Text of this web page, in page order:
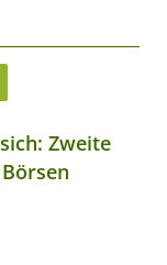
Zweite